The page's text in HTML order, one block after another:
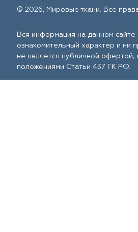
© 2026, Мировые ткани. Все
Вся информация на данном сайте
ознакомительный характер и ни
не является публичной
положениями Статьи 437 ГК РФ.